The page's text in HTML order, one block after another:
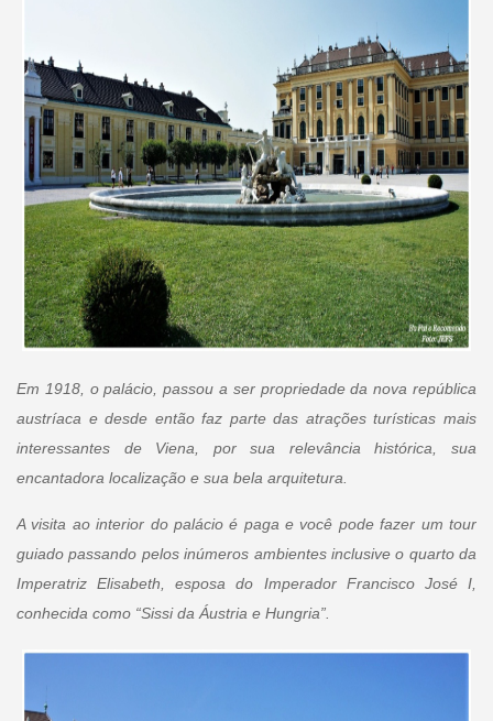
Em 1918, o palácio, passou a ser propriedade da nova república
austríaca e desde então faz parte das atrações turísticas mais
interessantes de Viena, por sua relevância histórica, sua
encantadora localização e sua bela arquitetura.
A visita ao interior do palácio é paga e você pode fazer um tour
guiado passando pelos inúmeros ambientes inclusive o quarto da
Imperatriz Elisabeth, esposa do Imperador Francisco José I,
conhecida como “Sissi da Áustria e Hungria”.